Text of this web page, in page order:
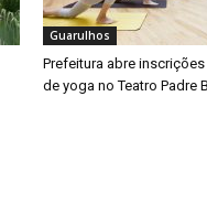
Guarulhos
Prefeitura abre
de yoga no Teatro Padre